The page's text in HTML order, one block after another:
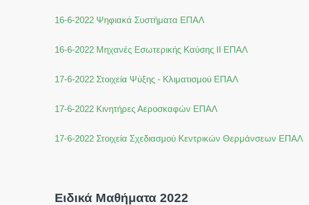
16-6-2022 Ψηφιακά Συστήματα ΕΠΑΛ
16-6-2022 Μηχανές Εσωτερικής Καύσης ΙΙ ΕΠΑΛ
17-6-2022 Στοιχεία Ψύξης - Κλιματισμού ΕΠΑΛ
17-6-2022 Κινητήρες Αεροσκαφών ΕΠΑΛ
17-6-2022 Στοιχεία Σχεδιασμού Κεντρικών Θερμάνσεων ΕΠΑΛ
Ειδικά Μαθήματα 2022